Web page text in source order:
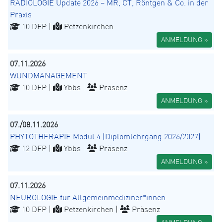
RADIOLOGIE Update 2026 – MR, CT, Röntgen & Co. in der
Praxis
10 DFP |
Petzenkirchen
ANMELDUNG »
07.11.2026
WUNDMANAGEMENT
10 DFP |
Ybbs | Präsenz
ANMELDUNG »
07./08.11.2026
PHYTOTHERAPIE Modul 4 (Diplomlehrgang 2026/2027)
12 DFP |
Ybbs | Präsenz
ANMELDUNG »
07.11.2026
NEUROLOGIE für Allgemeinmediziner*innen
10 DFP |
Petzenkirchen | Präsenz